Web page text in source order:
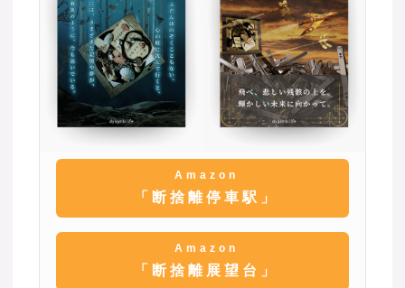
Amazon
「断捨離停車駅」
Amazon
「断捨離展望台」